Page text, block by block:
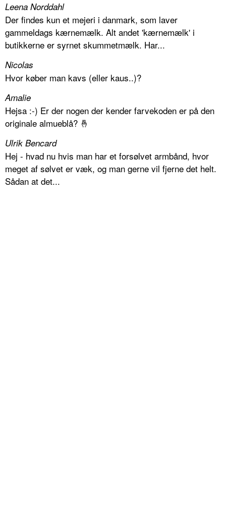
Leena Norddahl
Der findes kun et mejeri i danmark, som laver
gammeldags kærnemælk. Alt andet 'kærnemælk' i
butikkerne er syrnet skummetmælk. Har...
Nicolas
Hvor køber man kavs (eller kaus..)?
Amalie
Hejsa :-) Er der nogen der kender farvekoden er på den
originale almueblå? 🤞
Ulrik Bencard
Hej - hvad nu hvis man har et forsølvet armbånd, hvor
meget af sølvet er væk, og man gerne vil fjerne det helt.
Sådan at det...